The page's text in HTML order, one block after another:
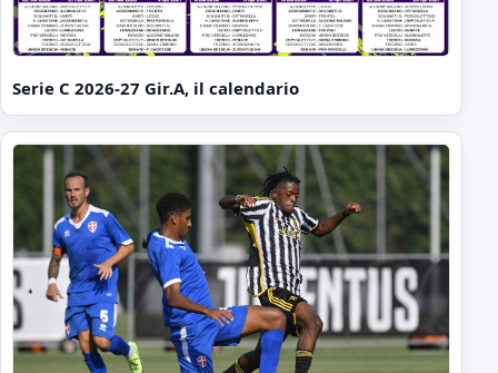
Serie C 2026-27 Gir.A, il calendario